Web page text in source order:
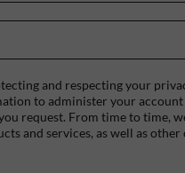
and respecting your
to administer your account
request. From time to time,
and services, as well as